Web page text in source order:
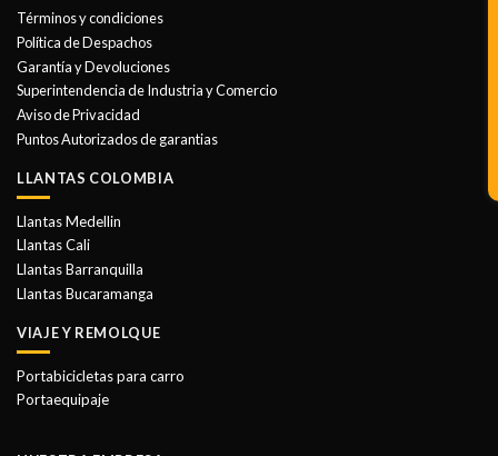
Términos y condiciones
Política de Despachos
Garantía y Devoluciones
Superintendencia de Industria y Comercio
Aviso de Privacidad
Puntos Autorizados de garantias
LLANTAS COLOMBIA
Llantas Medellin
Llantas Cali
Llantas Barranquilla
Llantas Bucaramanga
VIAJE Y REMOLQUE
Portabicicletas para carro
Portaequipaje